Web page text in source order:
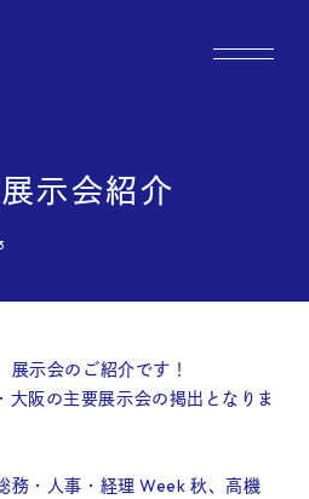
示会紹介
示会のご紹介です！
大阪の主要展示会の掲出となりま
務・人事・経理 Week 秋、高機